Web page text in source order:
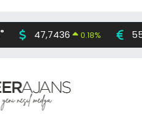
° 47,7436 0.18%